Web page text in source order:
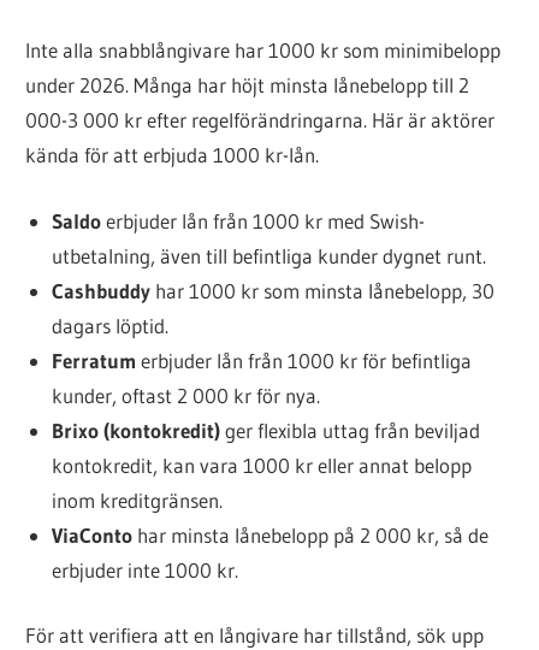
Inte alla snabblångivare har 1000 kr som minimibelopp
under 2026. Många har höjt minsta lånebelopp till 2
000-3 000 kr efter regelförändringarna. Här är aktörer
kända för att erbjuda 1000 kr-lån.
Saldoerbjuder lån från 1000 kr med Swish-
utbetalning, även till befintliga kunder dygnet runt.
Cashbuddyhar 1000 kr som minsta lånebelopp, 30
dagars löptid.
Ferratum erbjuder lån från 1000 kr för befintliga
kunder, oftast 2 000 kr för nya.
Brixo (kontokredit)ger flexibla uttag från beviljad
kontokredit, kan vara 1000 kr eller annat belopp
inom kreditgränsen.
ViaContohar minsta lånebelopp på 2 000 kr, så de
erbjuder inte 1000 kr.
För att verifiera att en långivare har tillstånd, sök upp